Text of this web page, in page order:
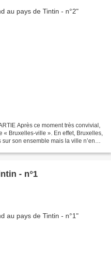
Après ce moment très convivial,
Bruxelles-ville ». En effet, Bruxelles,
son ensemble mais la ville n’en
- n°1